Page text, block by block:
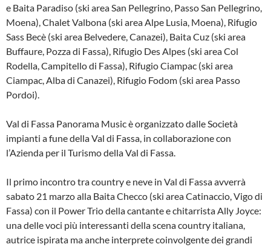
e Baita Paradiso (ski area San Pellegrino, Passo San Pellegrino,
Moena), Chalet Valbona (ski area Alpe Lusia, Moena), Rifugio
Sass Becè (ski area Belvedere, Canazei), Baita Cuz (ski area
Buffaure, Pozza di Fassa), Rifugio Des Alpes (ski area Col
Rodella, Campitello di Fassa), Rifugio Ciampac (ski area
Ciampac, Alba di Canazei), Rifugio Fodom (ski area Passo
Pordoi).
Val di Fassa Panorama Music è organizzato dalle Società
impianti a fune della Val di Fassa, in collaborazione con
l’Azienda per il Turismo della Val di Fassa.
Il primo incontro tra country e neve in Val di Fassa avverrà
sabato 21 marzo alla Baita Checco (ski area Catinaccio, Vigo di
Fassa) con il Power Trio della cantante e chitarrista Ally Joyce:
una delle voci più interessanti della scena country italiana,
autrice ispirata ma anche interprete coinvolgente dei grandi